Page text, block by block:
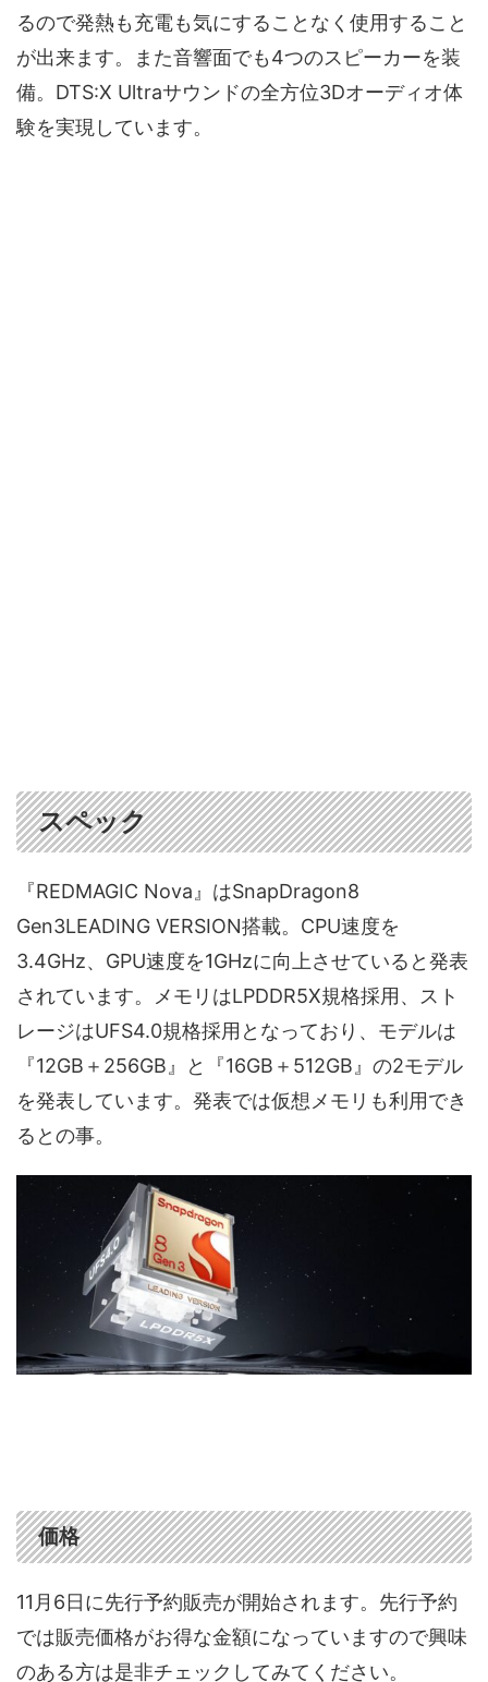
るので発熱も充電も気にすることなく使用すること
が出来ます。また音響面でも4つのスピーカーを装
備。DTS:X Ultraサウンドの全方位3Dオーディオ体
験を実現しています。
スペック
『REDMAGIC Nova』はSnapDragon8
Gen3LEADING VERSION搭載。CPU速度を
3.4GHz、GPU速度を1GHzに向上させていると発表
されています。メモリはLPDDR5X規格採用、スト
レージはUFS4.0規格採用となっており、モデルは
『12GB＋256GB』と『16GB＋512GB』の2モデル
を発表しています。発表では仮想メモリも利用でき
るとの事。
価格
11月6日に先行予約販売が開始されます。先行予約
では販売価格がお得な金額になっていますので興味
のある方は是非チェックしてみてください。